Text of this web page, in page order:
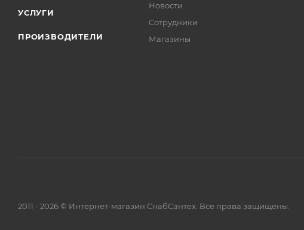
УСЛУГИ
ПРОИЗВОДИТЕЛИ
Новости
Сотрудники
Магазины
2011 - 2026 © Интернет-магазин СнабСантех. Все права защищены.